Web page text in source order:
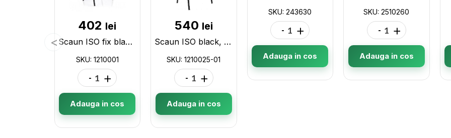
402 lei
Scaun ISO fix black, A-1(negru) 1210001
SKU: 1210001
- +
Adauga in cos
540 lei
Scaun ISO black, piele sintetica 1210025-01
SKU: 1210025-01
- +
Adauga in cos
SKU: 243630
- +
Adauga in cos
SKU: 2510260
- +
Adauga in cos